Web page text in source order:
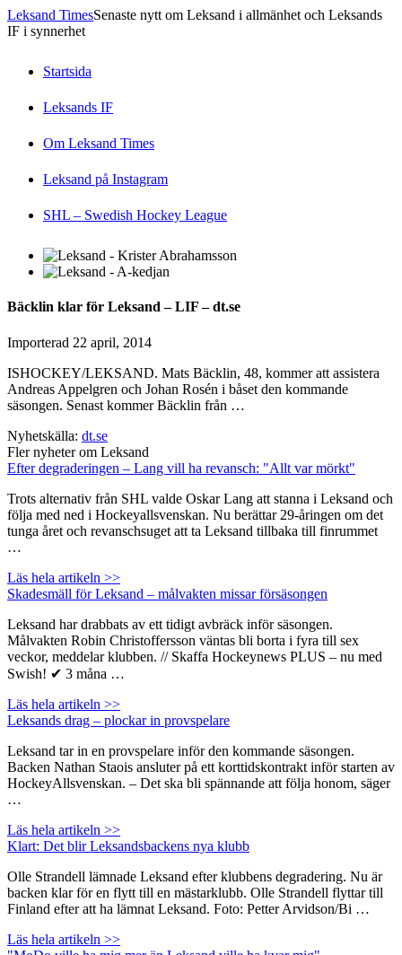
Leksand TimesSenaste nytt om Leksand i allmänhet och Leksands
IF i synnerhet
Startsida
Leksands IF
Om Leksand Times
Leksand på Instagram
SHL – Swedish Hockey League
Bäcklin klar för Leksand – LIF – dt.se
Importerad 22 april, 2014
ISHOCKEY/LEKSAND. Mats Bäcklin, 48, kommer att assistera
Andreas Appelgren och Johan Rosén i båset den kommande
säsongen. Senast kommer Bäcklin från …
Nyhetskälla: dt.se
Fler nyheter om Leksand
Efter degraderingen – Lang vill ha revansch: "Allt var mörkt"
Trots alternativ från SHL valde Oskar Lang att stanna i Leksand och
följa med ned i Hockeyallsvenskan. Nu berättar 29-åringen om det
tunga året och revanschsuget att ta Leksand tillbaka till finrummet
…
Läs hela artikeln >>
Skadesmäll för Leksand – målvakten missar försäsongen
Leksand har drabbats av ett tidigt avbräck inför säsongen.
Målvakten Robin Christoffersson väntas bli borta i fyra till sex
veckor, meddelar klubben. // Skaffa Hockeynews PLUS – nu med
Swish! ✔ 3 måna …
Läs hela artikeln >>
Leksands drag – plockar in provspelare
Leksand tar in en provspelare inför den kommande säsongen.
Backen Nathan Staois ansluter på ett korttidskontrakt inför starten av
HockeyAllsvenskan. – Det ska bli spännande att följa honom, säger
…
Läs hela artikeln >>
Klart: Det blir Leksandsbackens nya klubb
Olle Strandell lämnade Leksand efter klubbens degradering. Nu är
backen klar för en flytt till en mästarklubb. Olle Strandell flyttar till
Finland efter att ha lämnat Leksand. Foto: Petter Arvidson/Bi …
Läs hela artikeln >>